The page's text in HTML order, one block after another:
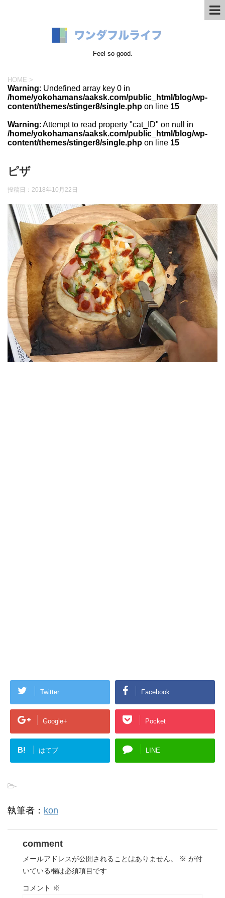
Feel so good.
HOME >
Warning: Undefined array key 0 in
/home/yokohamans/aaksk.com/public_html/blog/wp-
content/themes/stinger8/single.php on line 15
Warning: Attempt to read property "cat_ID" on null in
/home/yokohamans/aaksk.com/public_html/blog/wp-
content/themes/stinger8/single.php on line 15
ピザ
投稿日： 2018年10月22日
Twitter Facebook
Google+ Pocket
B! はてブ LINE
-
執筆者： kon
comment
メールアドレスが公開されることはありません。 ※ が付
いている欄は必須項目です
コメント ※